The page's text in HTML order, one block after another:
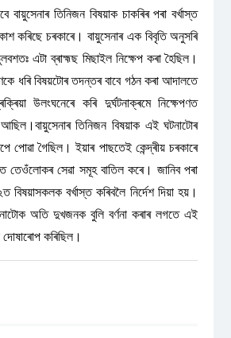
বায়ুসেনাৰ তিনিজন বিষয়াক চাকৰিৰ পৰা বৰ্খাস্ত
কৰিছে চৰকাৰে। বায়ুসেনাৰ এক বিবৃতি অনুসৰি
এটা ব্ৰাহ্মছ মিছাইল নিক্ষেপ কৰা হৈছিল।
ধৰি বিষয়টোৰ তদন্তৰ বাবে গঠন কৰা আদালতে
উলংঘনেৰে কৰি দুৰ্ঘটনাক্ৰমে নিক্ষেপণত
তিনিজন বিষয়াক এই ঘটনাটোৰ
পোৱা গৈছিল। ইয়াৰ পাছতেই কেন্দ্ৰীয় চৰকাৰে
তেওঁলোকৰ সেৱা সমূহ বাতিল কৰে। জানিব পৰা
বৰ্খাস্ত কৰিবলৈ নিৰ্দেশ দিয়া হয়।
অতি দুখজনক বুলি বৰ্ণনা কৰাৰ লগতে এই
কৰিছিল।